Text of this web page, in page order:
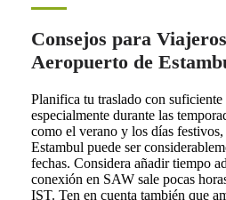
Consejos para
Aeropuerto de
Planifica tu traslado con suficiente
especialmente durante las
como el verano y los días
Estambul puede ser
fechas. Considera añadir tiempo
conexión en SAW sale pocas
IST. Ten en cuenta también que